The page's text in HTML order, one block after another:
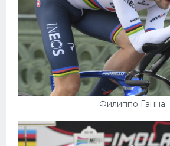
Филиппо Ганна